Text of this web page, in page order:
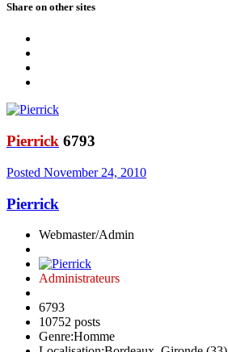
Share on other sites
Pierrick 6793
Posted November 24, 2010
Pierrick
Webmaster/Admin
Administrateurs
6793
10752 posts
Genre:Homme